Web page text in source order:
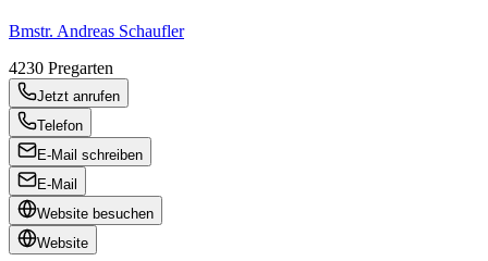
Bmstr. Andreas Schaufler
4230 Pregarten
Jetzt anrufen
Telefon
E-Mail schreiben
E-Mail
Website besuchen
Website